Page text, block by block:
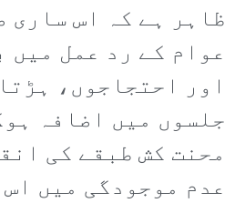
ظاہر ہے کہ اس ساری
عوام کے رد عمل میں
اور احتجاجوں،
جلسوں میں اضافہ
محنت کش طبقے کی
عدم موجودگی میں